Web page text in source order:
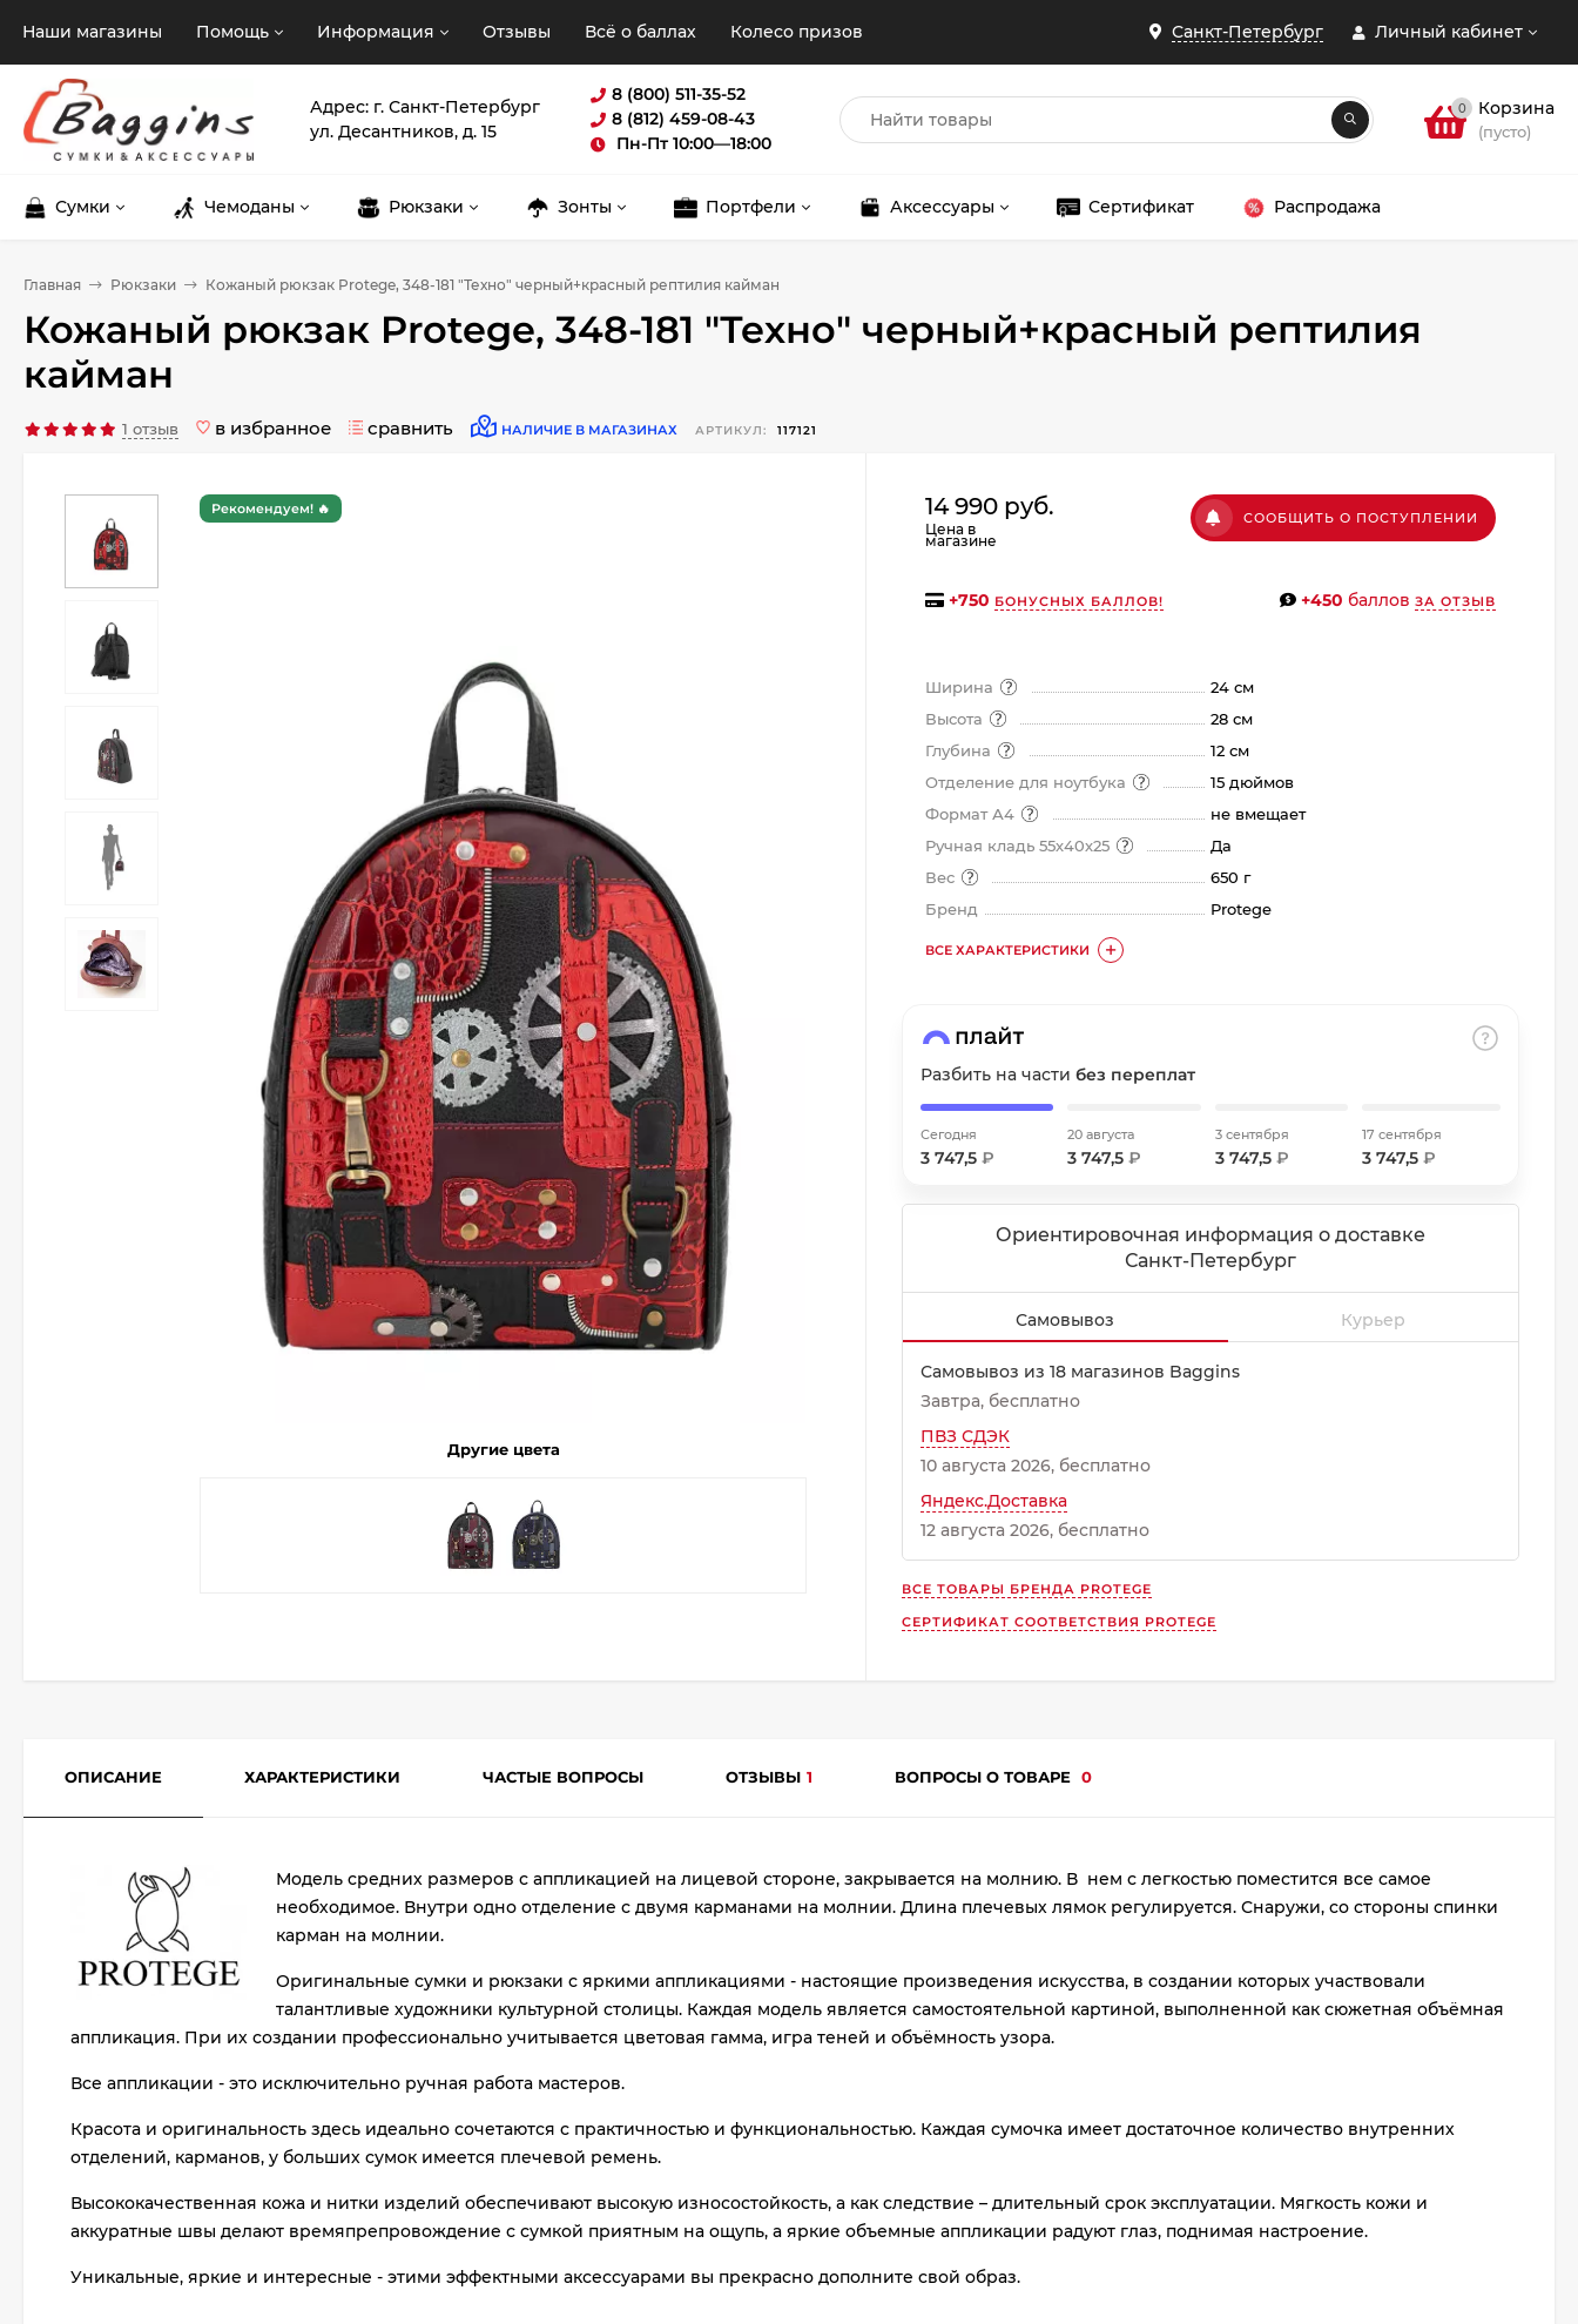
Санкт-Петербург Личный кабинет
Наши магазины Помощь Информация Отзывы Всё о баллах Колесо призов
Адрес: г. Санкт-Петербург
ул. Десантников, д. 15
8 (800) 511-35-52
8 (812) 459-08-43
Пн-Пт 10:00—18:00
0 Корзина
(пусто)
Сумки Чемоданы Рюкзаки Зонты Портфели Аксессуары Сертификат Распродажа
Главная Рюкзаки Кожаный рюкзак Protege, 348-181 "Техно" черный+красный рептилия кайман
Кожаный рюкзак Protege, 348-181 "Техно" черный+красный рептилия
кайман
1 отзыв в избранное сравнить НАЛИЧИЕ В МАГАЗИНАХ АРТИКУЛ: 117121
Рекомендуем! 🔥
Другие цвета
14 990 руб.
Цена в
магазине
СООБЩИТЬ О ПОСТУПЛЕНИИ
+750 БОНУСНЫХ БАЛЛОВ! +450 баллов ЗА ОТЗЫВ
Ширина
24 см
Высота
28 см
Глубина
12 см
Отделение для ноутбука
15 дюймов
Формат А4
не вмещает
Ручная кладь 55х40х25
Да
Вес
650 г
Бренд
Protege
ВСЕ ХАРАКТЕРИСТИКИ
Разбить на частибез переплат
Сегодня
3 747,5₽
20 августа
3 747,5₽
3 сентября
3 747,5 ₽
17 сентября
3 747,5 ₽
Ориентировочная информация о доставке
Санкт-Петербург
Самовывоз Курьер
Самовывоз из 18 магазинов Baggins
Завтра
Бесплатно
ПВЗ СДЭК
10 августа 2026
Бесплатно
Яндекс.Доставка
12 августа 2026
Бесплатно
ВСЕ ТОВАРЫ БРЕНДА PROTEGE
СЕРТИФИКАТ СООТВЕТСТВИЯ PROTEGE
ОПИСАНИЕ ХАРАКТЕРИСТИКИ ЧАСТЫЕ ВОПРОСЫ ОТЗЫВЫ 1 ВОПРОСЫ О ТОВАРЕ 0
Модель средних размеров с аппликацией на лицевой стороне, закрывается на молнию. В нем с легкостью поместится все самое
необходимое. Внутри одно отделение с двумя карманами на молнии. Длина плечевых лямок регулируется. Снаружи, со стороны спинки
карман на молнии.
Оригинальные сумки и рюкзаки с яркими аппликациями - настоящие произведения искусства, в создании которых участвовали
талантливые художники культурной столицы. Каждая модель является самостоятельной картиной, выполненной как сюжетная объёмная
аппликация. При их создании профессионально учитывается цветовая гамма, игра теней и объёмность узора.
Все аппликации - это исключительно ручная работа мастеров.
Красота и оригинальность здесь идеально сочетаются с практичностью и функциональностью. Каждая сумочка имеет достаточное количество внутренних
отделений, карманов, у больших сумок имеется плечевой ремень.
Высококачественная кожа и нитки изделий обеспечивают высокую износостойкость, а как следствие – длительный срок эксплуатации. Мягкость кожи и
аккуратные швы делают времяпрепровождение с сумкой приятным на ощупь, а яркие объемные аппликации радуют глаз, поднимая настроение.
Уникальные, яркие и интересные - этими эффектными аксессуарами вы прекрасно дополните свой образ.
Сегодня
25
Добавляйте товары
Оплачивайте сегодня только
25% картой любого банка
Получайте товар выбранный способом
Оставшиеся 75
с вашей карты
Подробнееоб оплате Плайтом
раз в
2 недели
8 800 302-02-51